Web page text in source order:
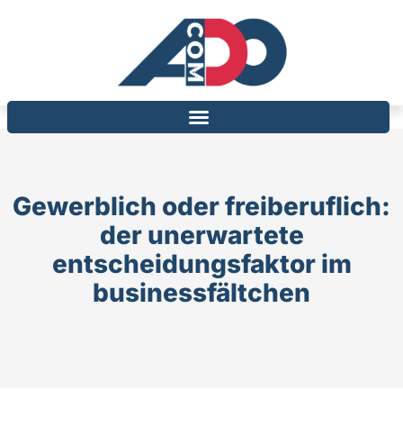
Gewerblich oder freiberuflich:
der unerwartete
entscheidungsfaktor im
businessfältchen